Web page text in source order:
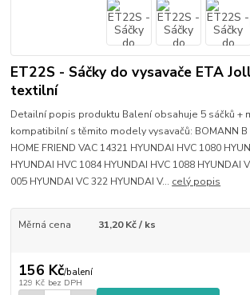
ET22S - Sáčky do vysavače ETA
textilní
Detailní popis produktu Balení obsahuje 5 sáčků +
kompatibilní s těmito modely vysavačů: BOMANN B
HOME FRIEND VAC 14321 HYUNDAI HVC 1080
HYUNDAI HVC 1084 HYUNDAI HVC 1088 HYUNDAI
005 HYUNDAI VC 322 HYUNDAI V... celý popis
Měrná cena 31,20 Kč / ks
156 Kč/balení
129 Kč bez DPH